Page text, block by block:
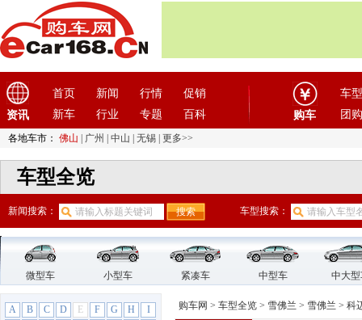
资讯
首页 新闻 行情
促销
新车
行业 专题 百科 购车
车型
团购
各地车市： 佛山 广州 中山 无锡 更多>>
车型全览
新闻搜索： 车型搜索：
微型车 小型车 紧凑车 中型车 中大
A B C D E F G H
I
哈飞汽车(6)
哈弗(26)
海格(2)
海马汽车(23)
汉龙汽车(1)
汉腾汽车(3)
昊铂(2)
合创(1)
恒天汽车(3)
红星汽车
华晨雷诺
华颂 (1)
购车网 > 车型全览 > 雪佛兰 > 雪佛兰 > 科